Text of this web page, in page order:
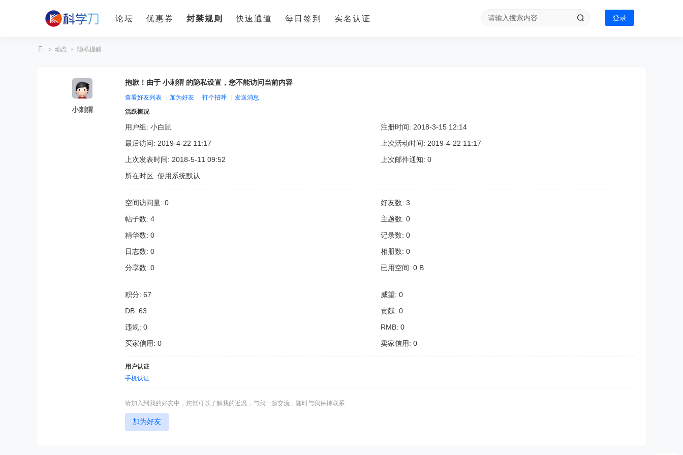
论坛 优惠券 封禁规则 快速通道 每日签到 实名认证 登录
› 动态 › 隐私提醒
小刺猬
抱歉！由于 小刺猬 的隐私设置，您不能访问当前内容
查看好友列表 加为好友 打个招呼
发送消息
活跃概况
用户组: 小白鼠
注册时间: 2018-3-15 12:14
最后访问: 2019-4-22 11:17
上次活动时间: 2019-4-22 11:17
上次发表时间: 2018-5-11 09:52
上次邮件通知: 0
所在时区: 使用系统默认
空间访问量: 0
好友数: 3
帖子数: 4
主题数: 0
精华数: 0
记录数: 0
日志数: 0
相册数: 0
分享数: 0
已用空间: 0 B
积分: 67
威望: 0
DB: 63
贡献: 0
违规: 0
RMB: 0
买家信用: 0
卖家信用: 0
用户认证
手机认证
请加入到我的好友中，您就可以了解我的近况，与我一起交流，随时与我保持联系
加为好友